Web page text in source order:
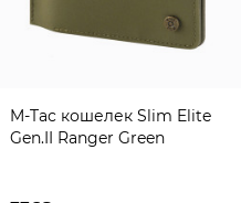
M-Tac кошелек Slim Elite
Gen.II Ranger Green